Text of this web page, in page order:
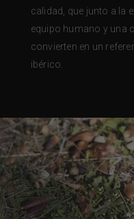
calidad, que junto a la
equipo humano y una
convierten en un
ibérico.